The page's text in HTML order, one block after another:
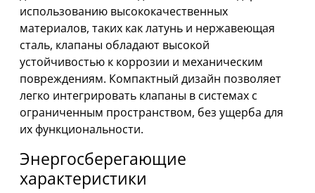
использованию высококачественных
материалов, таких как латунь и нержавеющая
сталь, клапаны обладают высокой
устойчивостью к коррозии и механическим
повреждениям. Компактный дизайн позволяет
легко интегрировать клапаны в системах с
ограниченным пространством, без ущерба для
их функциональности.
Энергосберегающие
характеристики